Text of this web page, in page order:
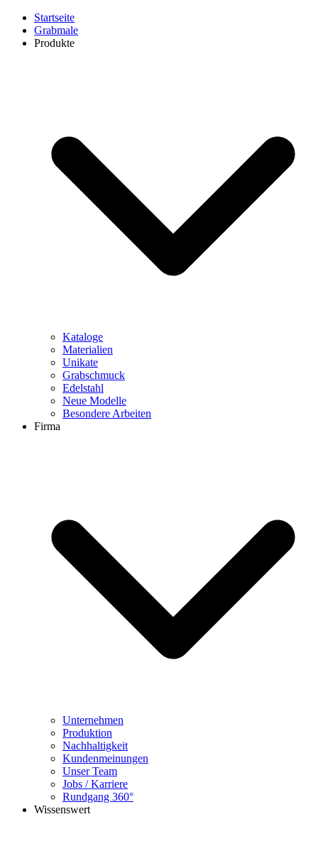
Startseite
Grabmale
Produkte
Kataloge
Materialien
Unikate
Grabschmuck
Edelstahl
Neue Modelle
Besondere Arbeiten
Firma
Unternehmen
Produktion
Nachhaltigkeit
Kundenmeinungen
Unser Team
Jobs / Karriere
Rundgang 360°
Wissenswert